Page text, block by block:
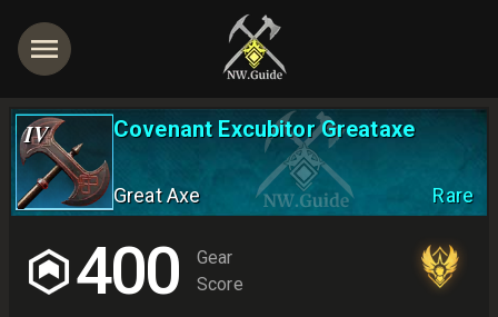
IV Covenant Excubitor Greataxe
Great Axe Rare
400
Gear
Score